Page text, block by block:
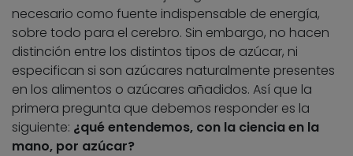
necesario como fuente indispensable de energía,
sobre todo para el cerebro. Sin embargo, no hacen
distinción entre los distintos tipos de azúcar, ni
especifican si son azúcares naturalmente presentes
en los alimentos o azúcares añadidos. Así que la
primera pregunta que debemos responder es la
siguiente: ¿qué entendemos, con la ciencia en la
mano, por azúcar?